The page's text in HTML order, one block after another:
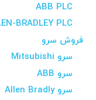
ABB PLC
BRADLEY PLC
فروش سرو
سرو Mitsubishi
سرو ABB
سرو Allen Bradly